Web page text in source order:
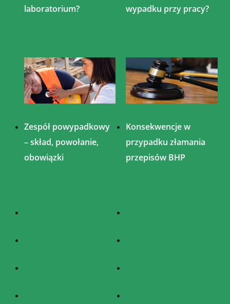
laboratorium?
wypadku przy pracy?
Zespół powypadkowy
– skład, powołanie,
obowiązki
Konsekwencje w
przypadku złamania
przepisów BHP